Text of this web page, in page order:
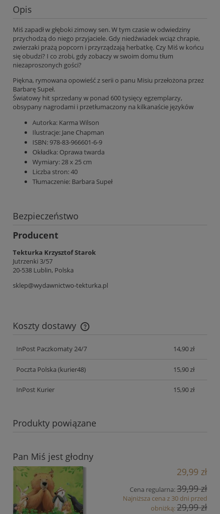
Opis
Miś zapadł w głęboki zimowy sen. W tym czasie w odwiedziny
przychodzą do niego przyjaciele. Gdy niedźwiadek wciąż chrapie,
zwierzaki prażą popcorn i przyrządzają herbatkę. Czy Miś w końcu
się obudzi? I co zrobi, gdy zobaczy w swoim domu tłum
niezaproszonych gości?
Piękna, rymowana opowieść z serii o panu Misiu przełożona przez
Barbarę Supeł.
Światowy hit sprzedany w ponad 600 tysięcy egzemplarzy,
obsypany nagrodami i przetłumaczony na kilkanaście języków
Autorka: Karma Wilson
Ilustracje: Jane Chapman
ISBN: 978-83-966601-6-9
Okładka: Oprawa twarda
Wymiary:28 x 25 cm
Liczba stron:40
Tłumaczenie: Barbara Supeł
Bezpieczeństwo
Producent
Tekturka Krzysztof Starok
Jutrzenki 3/57
20-538 Lublin, Polska
sklep@wydawnictwo-tekturka.pl
Koszty dostawy
Cena nie zawiera ewentualnych kosztów płatności
InPost Paczkomaty 24/7
14,90 zł
Poczta Polska (kurier48) 15,90 zł
InPost Kurier 15,90 zł
Produkty powiązane
Pan Miś jest głodny
29,99 zł
Cena regularna:39,99 zł
Najniższa cena z 30 dni przed
obniżką:29,99 zł